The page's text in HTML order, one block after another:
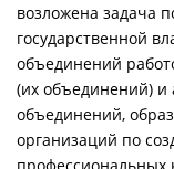
возложена задача
государственной
объединений
(их объединений)
объединений,
организаций по